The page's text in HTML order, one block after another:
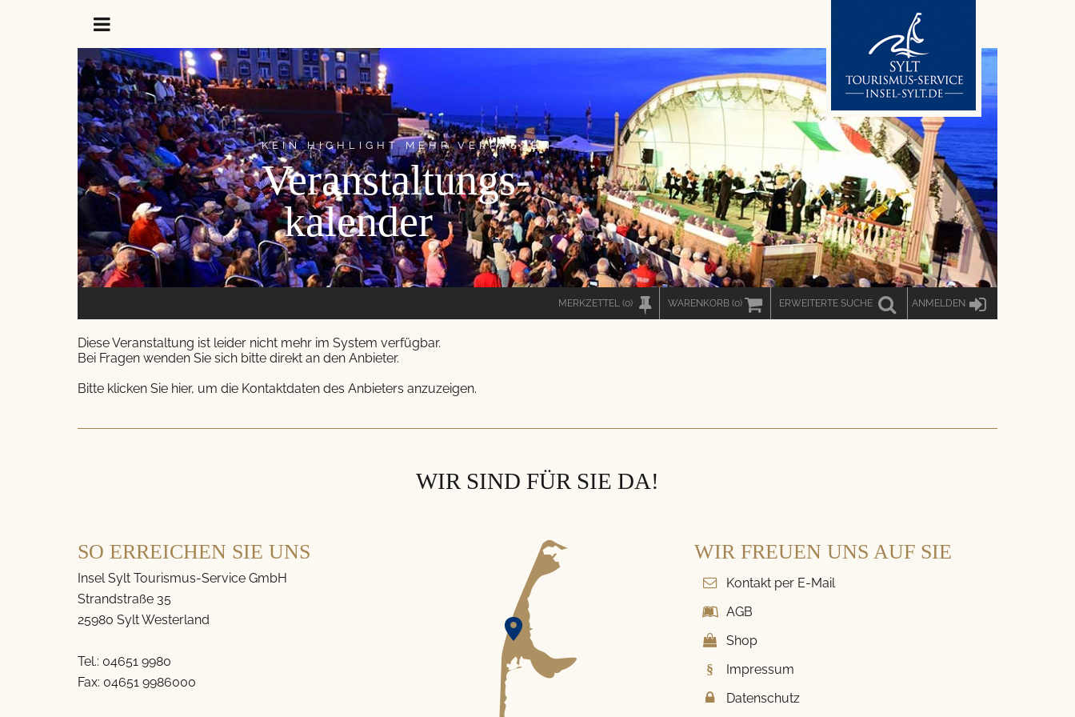
KEIN HIGHLIGHT MEHR VERPASSEN
Veranstaltungs-
kalender
MERKZETTEL (0) WARENKORB (0) ERWEITERTE SUCHE ANMELDEN
Diese Veranstaltung ist leider nicht mehr im System verfügbar.
Bei Fragen wenden Sie sich bitte direkt an den Anbieter.
Bitte klicken Sie hier, um die Kontaktdaten des Anbieters anzuzeigen.
WIR SIND FÜR SIE DA!
SO ERREICHEN SIE UNS
Insel Sylt Tourismus-Service GmbH
Strandstraße 35
25980 Sylt Westerland
Tel.: 04651 9980
Fax: 04651 9986000
WIR FREUEN UNS AUF SIE
Kontakt per E-Mail
AGB
Shop
Impressum
Datenschutz